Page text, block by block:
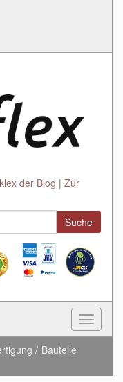
der Blog
Zur
Suche
Toggle
Bauteile